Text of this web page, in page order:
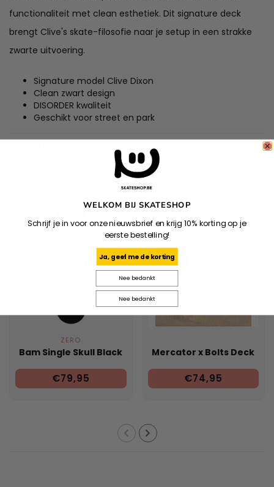
functionaliteit met clean esthetiek. Dit signature deck
brengt Clive's skate-filosofie naar je setup in een strakke
zwarte uitvoering.
Signature model Clive Dixon
Clean zwart design
DISORDER kwaliteit
Geschikt voor street en park
Gerelateerde producten
ZERO
Bam Single Skull Black
€79,95
Mercator x Bolts Deck
€74,95
WELKOM BIJ SKATESHOP
Schrijf je in voor onze nieuwsbrief en krijg 10% korting op je
eerste bestelling!
Ja, geef me de korting
Nee bedankt
Nee bedankt